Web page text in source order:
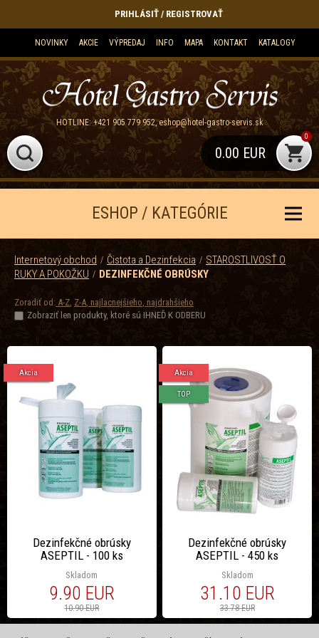
NOVINKY AKCIE VÝPREDAJ INFO MAPA KONTAKT KATALOGY
PRIHLÁSIŤ / REGISTROVAŤ
HOTLINE:+421 905 779 952,eshop@hotel-gastro-servis.sk
0.00 EUR
0
ESHOP / KATEGÓRIE
Internetový obchod Čistota a Dezinfekcia
STAROSTLIVOSŤ O
RUKY A POKOŽKU
DEZINFEKČNÉ OBRÚSKY
Zoradiť od: A-Z, Z-A, najlacnejšieho, najdrahšieho
Zobraziť len produkty, ktoré sú IHNEĎ K ODBERU
Akcia
Dezinfekčné obrúsky
ASEPTIL - 100 ks
Skladom
9.90 EUR
10.90 EUR
Akcia
TOP
Dezinfekčné obrúsky
ASEPTIL - 450 ks
Skladom
31.10 EUR
33.78 EUR